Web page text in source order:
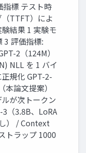
指標 テスト時
TTFT）によ
結果 1 実験モ
3 評価指標:
2（124M）
NLL を 1 バイ
規化 GPT-2-
論文提案）
が次トークン
（3.8B、LoRA
） / Context
トラップ 1000